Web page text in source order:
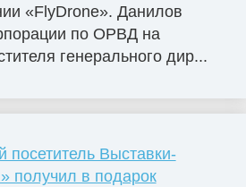
«FlyDrone». Данилов
по ОРВД на
генерального дир...
Выставки-
получил в подарок